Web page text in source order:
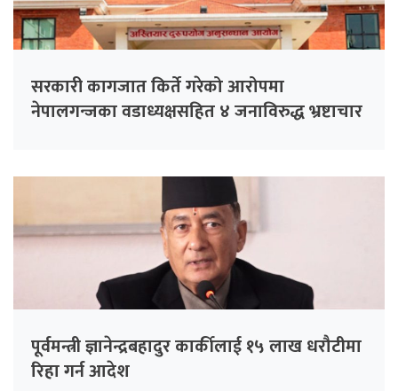
सरकारी कागजात किर्ते गरेको आरोपमा
नेपालगन्जका वडाध्यक्षसहित ४ जनाविरुद्ध भ्रष्टाचार
पूर्वमन्त्री ज्ञानेन्द्रबहादुर कार्कीलाई १५ लाख धरौटीमा
रिहा गर्न आदेश